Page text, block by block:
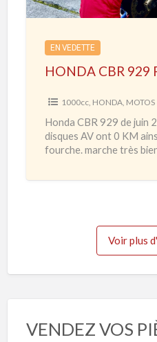
d
2
B
e
EN VEDETTE
HONDA CBR 929
1000cc, HONDA, MOTOS
Honda CBR 929 de juin
disques AV ont 0 KM
fourche. marche très
Voir plus
VENDEZ VOS